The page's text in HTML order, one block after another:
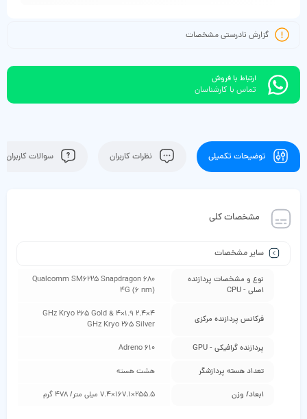
گزارش نادرستی مشخصات
ارتباط با فروش
تماس با کارشناسان
توضیحات تکمیلی نظرات کاربران سوالات کاربران
مشخصات کلی
سایر مشخصات
نوع و مشخصات پردازنده
اصلی - CPU
Qualcomm SM6225 Snapdragon 680
4G (6 nm)
فرکانس پردازنده مرکزی
4×2.4 GHz Kryo 265 Gold & 4×1.9
GHz Kryo 265 Silver
پردازنده گرافیکی - GPU Adreno 610
تعداد هسته پردازشگر هشت هسته
ابعاد/ وزن 255.5×167.1×7.4 میلی متر/ 478 گرم